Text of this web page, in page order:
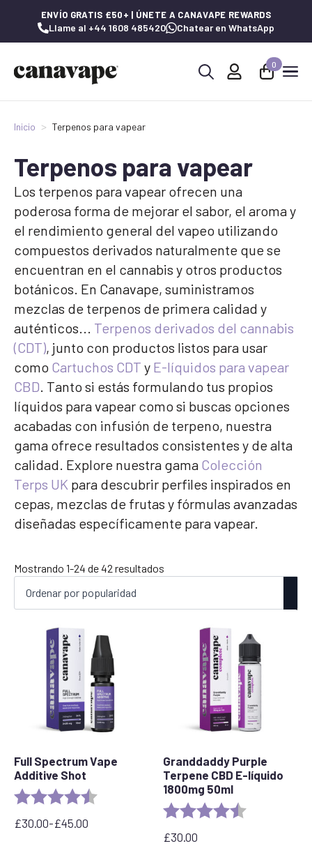
ENVÍO GRATIS £50+ | ÚNETE A CANAVAPE REWARDS
Llame al +44 1608 485420 Chatear en WhatsApp
0
Inicio Terpenos para vapear
Terpenos para vapear
Los terpenos para vapear ofrecen una
poderosa forma de mejorar el sabor, el aroma y
el rendimiento general del vapeo utilizando
compuestos derivados naturalmente que se
encuentran en el cannabis y otros productos
botánicos. En Canavape, suministramos
mezclas de terpenos de primera calidad y
auténticos... Terpenos derivados del cannabis
(CDT), junto con productos listos para usar
como Cartuchos CDT y E-líquidos para vapear
CBD. Tanto si estás formulando tus propios
líquidos para vapear como si buscas opciones
acabadas con infusión de terpeno, nuestra
gama ofrece resultados consistentes y de alta
calidad. Explore nuestra gama Colección
Terps UK para descubrir perfiles inspirados en
cepas, mezclas de frutas y fórmulas avanzadas
diseñadas específicamente para vapear.
Mostrando 1-24 de 42 resultados
Full Spectrum Vape
Additive Shot
Valoración: 4,6 de 5 estrellas
£30.00-£45.00
Rango
Granddaddy Purple
Terpene CBD E-líquido
1800mg 50ml
Valoración:
£30.00